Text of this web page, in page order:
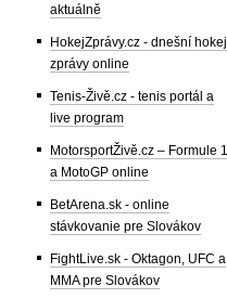
aktuálně
HokejZprávy.cz - dnešní hokej
zprávy online
Tenis-Živě.cz - tenis portál a
live program
MotorsportŽivě.cz – Formule 1
a MotoGP online
BetArena.sk - online
stávkovanie pre Slovákov
FightLive.sk - Oktagon, UFC a
MMA pre Slovákov